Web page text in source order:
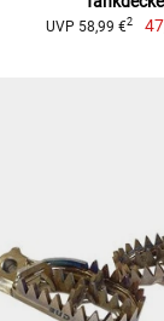
UVP 58,99 €2